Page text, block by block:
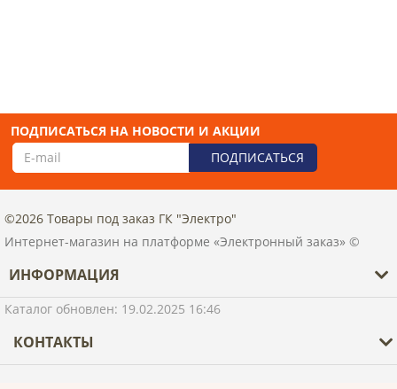
ПОДПИСАТЬСЯ НА НОВОСТИ И АКЦИИ
ПОДПИСАТЬСЯ
©2026 Товары под заказ ГК "Электро"
Интернет-магазин на платформе «Электронный заказ» ©
ИНФОРМАЦИЯ
О компании Оплата и доставка Гарантия
Каталог обновлен: 19.02.2025 16:46
КОНТАКТЫ